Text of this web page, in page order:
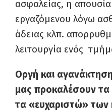
ασφαλείας, η
εργαζόμενου λόγω
άδειας κλπ.
λειτουργία ενός
Οργή και αγανάκτηση
μας προκαλέσουν τα
τα «ευχαριστώ»